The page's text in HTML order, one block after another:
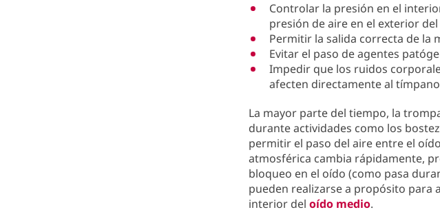
Controlar la presión en el
presión de aire en el exterior
Permitir la salida correcta de la
Evitar el paso de agentes
Impedir que los ruidos
afecten directamente al
La mayor parte del tiempo, la
durante actividades como los
permitir el paso del aire entre el
atmosférica cambia rápidamente,
bloqueo en el oído (como pasa
pueden realizarse a propósito para
interior del oído medio.